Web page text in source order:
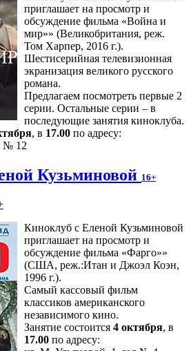
приглашает на просмотр и
обсуждение фильма «Война и
мир»» (Великобритания, реж.
Том Харпер, 2016 г.).
Шестисерийная телевизионная
экранизация великого русского
романа.
Предлагаем посмотреть первые 2
серии. Остальные серии – в
последующие занятия киноклуба.
, в 17.00 по адресу:
№ 12
Кузьминовой 16+
Киноклуб с Еленой Кузьминовой
приглашает на просмотр и
обсуждение фильма «Фарго»»
(США, реж.:Итан и Джоэл Коэн,
1996 г.).
Самый кассовый фильм
классиков американского
независимого кино.
Занятие состоится 4 октября, в
17.00 по адресу: